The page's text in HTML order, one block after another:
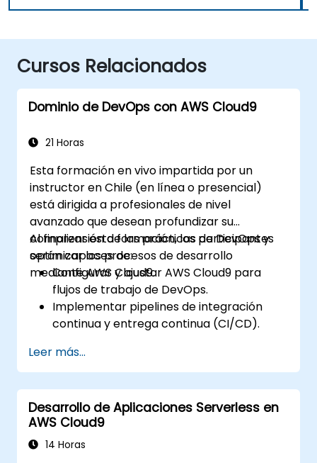
Cursos Relacionados
Dominio de DevOps con AWS Cloud9
21 Horas
Esta formación en vivo impartida por un
instructor en Chile (en línea o presencial)
está dirigida a profesionales de nivel
avanzado que desean profundizar su
comprensión de las prácticas de DevOps y
optimizar los procesos de desarrollo
mediante AWS Cloud9.
Al finalizar esta formación, los participantes
serán capaces de:
Configurar y ajustar AWS Cloud9 para
flujos de trabajo de DevOps.
Implementar pipelines de integración
continua y entrega continua (CI/CD).
implementación de procesos utilizando
AWS Cloud9.
Integrar servicios de AWS como Lambda,
EC2 y S3 en flujos de trabajo de DevOps.
Utilizar sistemas de control de versiones
como GitHub o GitLab dentro de AWS
Leer más...
Desarrollo de Aplicaciones Serverless en
AWS Cloud9
14 Horas